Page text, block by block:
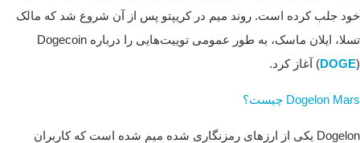
خود جلب کرده است. روند میم در کریپتو پس از آن شروع شد که مالک
تسلا، ایلان ماسک، به طور عمومی توییت‌هایی را درباره Dogecoin
(DOGE) آغاز کرد.
Dogelon Mars چیست؟
Dogelon یکی از ارزهای رمزنگاری شده میم شده است که کاربران